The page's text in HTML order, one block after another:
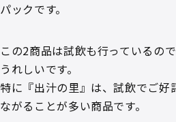
パックです。
この2商品は試飲も行っているの
うれしいです。
特に『出汁の里』は、試飲でご好
ながることが多い商品です。